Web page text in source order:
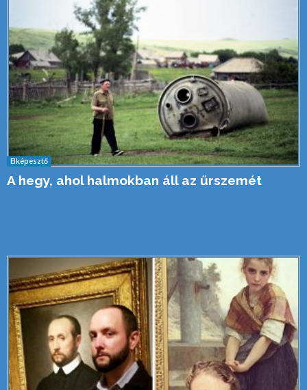
Elképesztő
A hegy, ahol halmokban áll az űrszemét